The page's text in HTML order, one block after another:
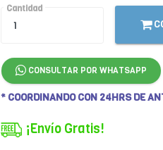
Cantidad
CONSULTAR POR WHATSAPP
* COORDINANDO CON 24HRS DE
¡Envío Gratis!